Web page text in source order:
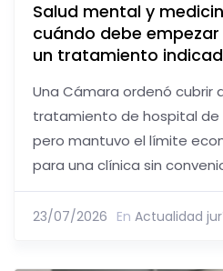
Salud mental y
cuándo debe
un tratamiento
Una Cámara ordenó cubrir
tratamiento de hospital de
pero mantuvo el límite
para una clínica sin
23/07/2026 En Actualidad